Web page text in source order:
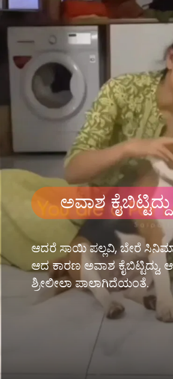
ಆದರೆ ಸಾಯಿ ಪಲ್ಲವಿ, ಬೇರೆ
ಆದ ಕಾರಣ ಅವಾಶ ಕೈಬಿಟ್ಟಿದ್ದು,
ಶ್ರೀಲೀಲಾ ಪಾಲಾಗಿದೆಯಂತೆ.
ಅವಾಶ ಕೈಬಿಟ್ಟಿದ್ದು